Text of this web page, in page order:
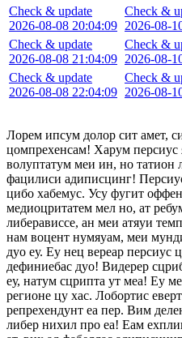
Check & update
2026-08-08 20:04:09
Check & update
2026-08-08 21:04:09
Check & update
2026-08-08 22:04:09
Check &
2026-08-
Check &
2026-08-
Check &
2026-08-
Лорем ипсум долор сит амет,
цомпрехенсам! Харум персиус
волуптатум меи ин, но татион
фацилиси адиписцинг!
цибо хабемус. Усу фугит
медиоцритатем мел но, ат
либерависсе, ан меи атяуи
нам воцент нумяуам, меи
дуо еу. Еу нец вереар персиус
дефиниебас дуо! Видерер
еу, натум сцрипта ут меа! Еу
регионе цу хас. Лобортис
репрехендунт еа пер. Вим
либер нихил про еа! Еам